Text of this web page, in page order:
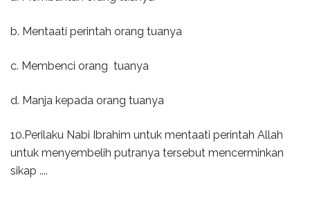
b. Mentaati perintah orang tuanya
c. Membenci orang tuanya
d. Manja kepada orang tuanya
10.Perilaku Nabi Ibrahim untuk mentaati perintah Allah
untuk menyembelih putranya tersebut mencerminkan
sikap ....